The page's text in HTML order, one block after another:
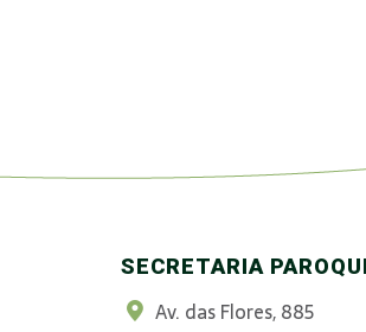
SECRETARIA
Av. das Flores, 885